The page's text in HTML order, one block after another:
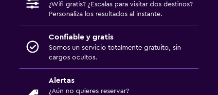
¿Wifi gratis? ¿Escalas para visitar dos destinos?
Personaliza los resultados al instante.
Confiable y gratis
Somos un servicio totalmente gratuito, sin
cargos ocultos.
Alertas
¿Aún no quieres reservar?